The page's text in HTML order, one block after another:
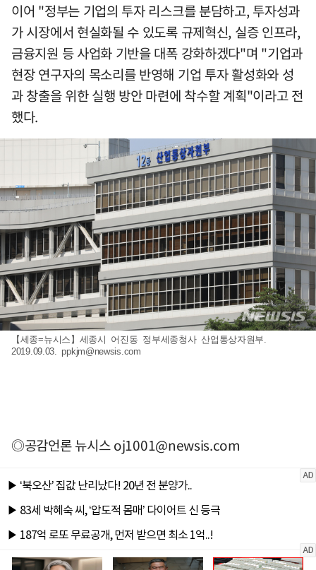
이어 "정부는 기업의 투자 리스크를 분담하고, 투자성과
가 시장에서 현실화될 수 있도록 규제혁신, 실증 인프라,
금융지원 등 사업화 기반을 대폭 강화하겠다"며 "기업과
현장 연구자의 목소리를 반영해 기업 투자 활성화와 성
과 창출을 위한 실행 방안 마련에 착수할 계획"이라고 전
했다.
【세종=뉴시스】세종시 어진동 정부세종청사 산업통상자원부.
2019.09.03.ppkjm@newsis.com
◎공감언론 뉴시스oj1001@newsis.com